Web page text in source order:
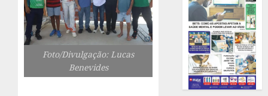
Foto/Divulgação: Lucas
Benevides